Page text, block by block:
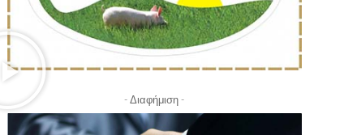
- Διαφήμιση -